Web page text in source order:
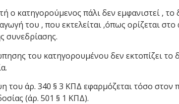
ο κατηγορούμενος πάλι δεν εμφανιστεί , το
του , που εκτελείται ,όπως ορίζεται
συνεδρίασης.
του κατηγορουμένου δεν εκτοπίζει το
του άρ. 340 § 3 ΚΠΔ εφαρμόζεται τόσο στον
(άρ. 501 § 1 ΚΠΔ).